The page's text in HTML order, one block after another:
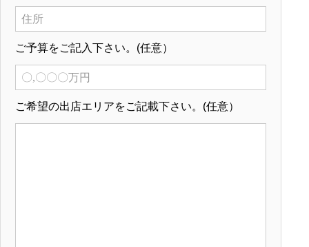
ご予算をご記入下さい。 (任意）
ご希望の出店エリアをご記載下さい。 (任意）